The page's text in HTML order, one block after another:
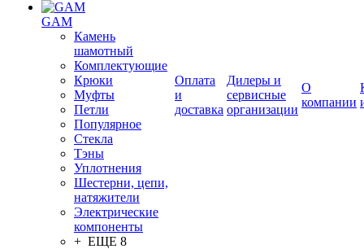
GAM
Камень
шамотный
Комплектующие
Крюки
Муфты
Петли
Популярное
Стекла
Тэны
Уплотнения
Шестерни, цепи,
натяжители
Электрические
компоненты
+ ЕЩЕ 8
Оплата
и
доставка
Дилеры и
сервисные
организации
О
компании